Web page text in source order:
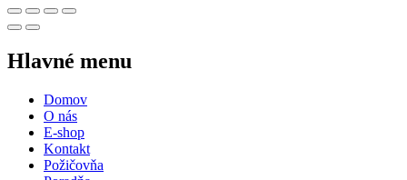
Hlavné menu
Domov
O nás
E-shop
Kontakt
Požičovňa